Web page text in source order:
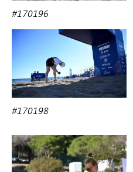
#170196
#170198